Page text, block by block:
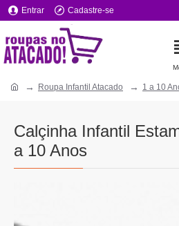
Entrar Cadastre-se
Roupa Infantil Atacado 1 a 10
Calçinha Infantil
a 10 Anos